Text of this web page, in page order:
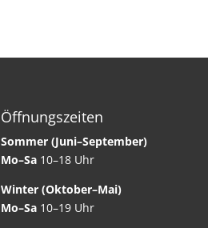
Öffnungszeiten
Sommer (Juni–September)
Mo–Sa10–18 Uhr
Winter (Oktober–Mai)
Mo–Sa10–19 Uhr